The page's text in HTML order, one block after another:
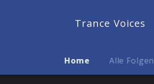
Trance Voices
Home Alle Folgen